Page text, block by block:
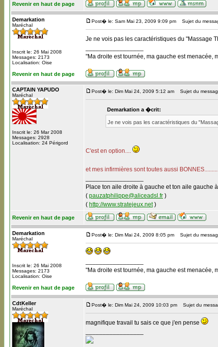
Revenir en haut de page
Demarkation
Maréchal
Inscrit le: 26 Mai 2008
Messages: 2173
Localisation: Oise
Post� le: Sam Mai 23, 2009 9:09 pm Sujet du
Je ne vois pas les caractéristiques du "Massage
"Ma droite est tournée, ma gauche est menacée,
Revenir en haut de page
CAPTAIN YAPUDO
Maréchal
Inscrit le: 26 Mar 2008
Messages: 2928
Localisation: 24 Périgord
Post� le: Dim Mai 24, 2009 5:12 am Sujet du
Demarkation a �crit:
Je ne vois pas les caractéristiques du
C'est en option....
et mes infirmières sont toutes aussi
Place ton aile droite à gauche et ton aile gauche
( pauzatphilippe@aliceadsl.fr )
( http://www.stratejeux.net)
Revenir en haut de page
Demarkation
Maréchal
Inscrit le: 26 Mai 2008
Messages: 2173
Localisation: Oise
Post� le: Dim Mai 24, 2009 8:05 pm Sujet du
"Ma droite est tournée, ma gauche est menacée,
Revenir en haut de page
CdtKeller
Maréchal
Post� le: Dim Mai 24, 2009 10:03 pm Sujet du
magnifique travail tu sais ce que j'en pense